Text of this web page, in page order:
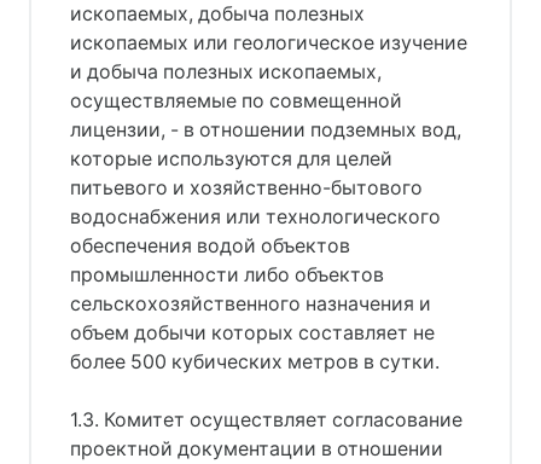
ископаемых, добыча полезных
ископаемых или геологическое изучение
и добыча полезных ископаемых,
осуществляемые по совмещенной
лицензии, - в отношении подземных вод,
которые используются для целей
питьевого и хозяйственно-бытового
водоснабжения или технологического
обеспечения водой объектов
промышленности либо объектов
сельскохозяйственного назначения и
объем добычи которых составляет не
более 500 кубических метров в сутки.
1.3. Комитет осуществляет согласование
проектной документации в отношении